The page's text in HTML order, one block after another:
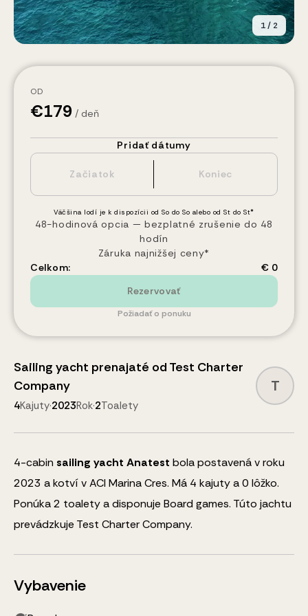
1/ 2
OD
€179 / deň
Pridať dátumy
Väčšina lodí je k dispozícii od So do So alebo od St do St*
48-hodinová opcia — bezplatné zrušenie do 48
hodín
Záruka najnižšej ceny*
Celkom:
€ 0
Rezervovať
Požiadať o ponuku
Sailing yacht prenajaté od Test Charter
Company
4Kajuty·2023Rok·2Toalety
T
4-cabin sailing yacht Anatest bola postavená v roku
2023 a kotví v ACI Marina Cres. Má 4 kajuty a0 lôžko.
Ponúka 2 toalety a disponuje Board games. Túto jachtu
prevádzkuje Test Charter Company.
Vybavenie